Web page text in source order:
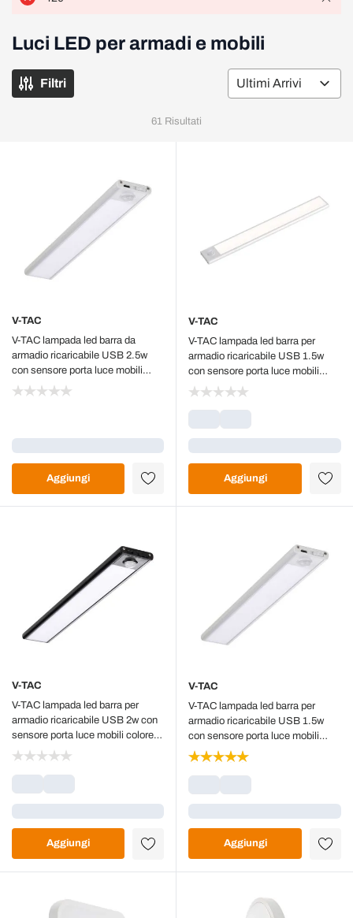
Luci LED per armadi e mobili
Filtri
61 Risultati
V-TAC
V-TAC lampada led barra da
armadio ricaricabile USB 2.5w
con sensore porta luce mobili
colore argento 4000k sku 2966
Aggiungi
V-TAC
V-TAC lampada led barra per
armadio ricaricabile USB 1.5w
con sensore porta luce mobili
colore argento 3000k sku 2961
Aggiungi
V-TAC
V-TAC lampada led barra per
armadio ricaricabile USB 2w con
sensore porta luce mobili colore
nero 4000k sku 2963
Aggiungi
V-TAC
V-TAC lampada led barra per
armadio ricaricabile USB 1.5w
con sensore porta luce mobili
colore argento luce 4000k sku
2958
Aggiungi